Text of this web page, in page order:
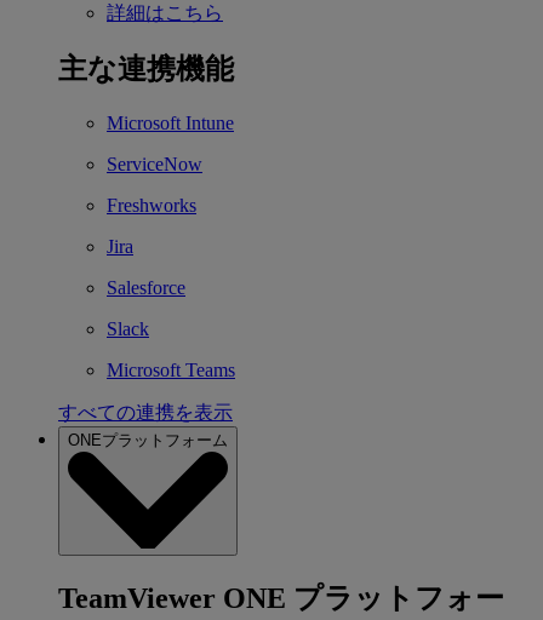
詳細はこちら
主な連携機能
Microsoft Intune
ServiceNow
Freshworks
Jira
Salesforce
Slack
Microsoft Teams
すべての連携を表示
ONEプラットフォーム
TeamViewer ONE プラットフォー